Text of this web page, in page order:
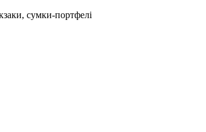
сумки-портфелі